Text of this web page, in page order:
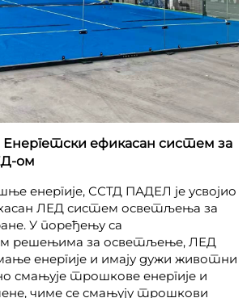
ефикасан систем за
ом
енергије, ССТД ПАДЕЛ је усвојио
ЛЕД систем осветљења за
У поређењу са
решењима за осветљење, ЛЕД
енергије и имају дужи животни
смањује трошкове енергије и
чиме се смањују трошкови